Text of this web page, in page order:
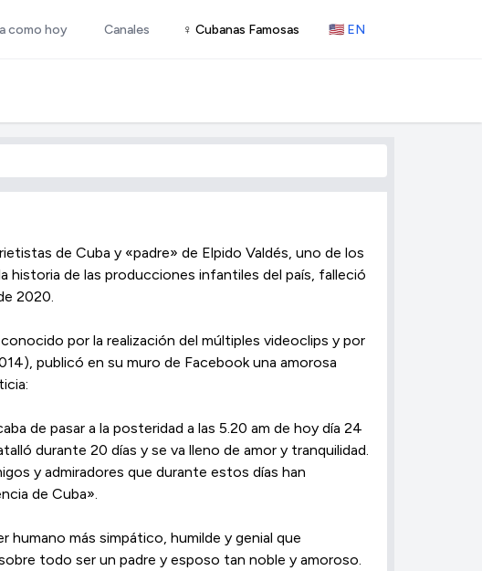
como hoy Canales ♀ Cubanas Famosas 🇺🇸 EN
de Cuba y «padre» de Elpido Valdés, uno de los
historia de las producciones infantiles del país, falleció
2020.
por la realización del múltiples videoclips y por
publicó en su muro de Facebook una amorosa
de pasar a la posteridad a las 5.20 am de hoy día 24
durante 20 días y se va lleno de amor y tranquilidad.
y admiradores que durante estos días han
de Cuba».
humano más simpático, humilde y genial que
todo ser un padre y esposo tan noble y amoroso.